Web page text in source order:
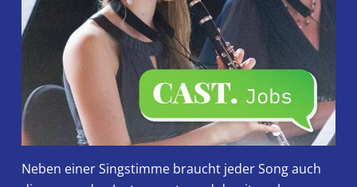
Neben einer Singstimme braucht jeder Song auch